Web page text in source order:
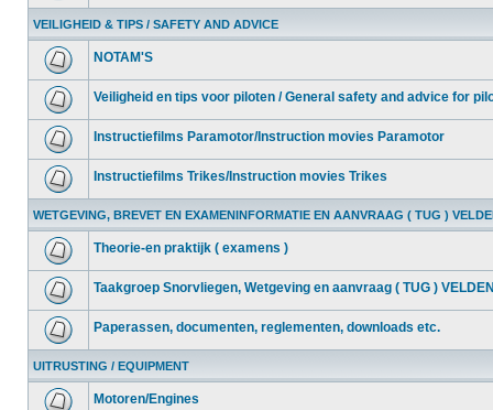
VEILIGHEID & TIPS / SAFETY AND ADVICE
NOTAM'S
Veiligheid en tips voor piloten / General safety and advice for
Instructiefilms Paramotor/Instruction movies Paramotor
Instructiefilms Trikes/Instruction movies Trikes
WETGEVING, BREVET EN EXAMENINFORMATIE EN AANVRAAG ( TUG )
Theorie-en praktijk ( examens )
Taakgroep Snorvliegen, Wetgeving en aanvraag ( TUG )
Paperassen, documenten, reglementen, downloads etc.
UITRUSTING / EQUIPMENT
Motoren/Engines